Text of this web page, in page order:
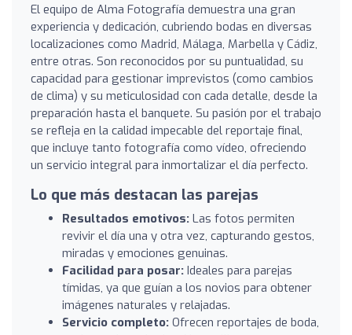
El equipo de Alma Fotografía demuestra una gran
experiencia y dedicación, cubriendo bodas en diversas
localizaciones como Madrid, Málaga, Marbella y Cádiz,
entre otras. Son reconocidos por su puntualidad, su
capacidad para gestionar imprevistos (como cambios
de clima) y su meticulosidad con cada detalle, desde la
preparación hasta el banquete. Su pasión por el trabajo
se refleja en la calidad impecable del reportaje final,
que incluye tanto fotografía como vídeo, ofreciendo
un servicio integral para inmortalizar el día perfecto.
Lo que más destacan las parejas
Resultados emotivos: Las fotos permiten
revivir el día una y otra vez, capturando gestos,
miradas y emociones genuinas.
Facilidad para posar: Ideales para parejas
tímidas, ya que guían a los novios para obtener
imágenes naturales y relajadas.
Servicio completo: Ofrecen reportajes de boda,